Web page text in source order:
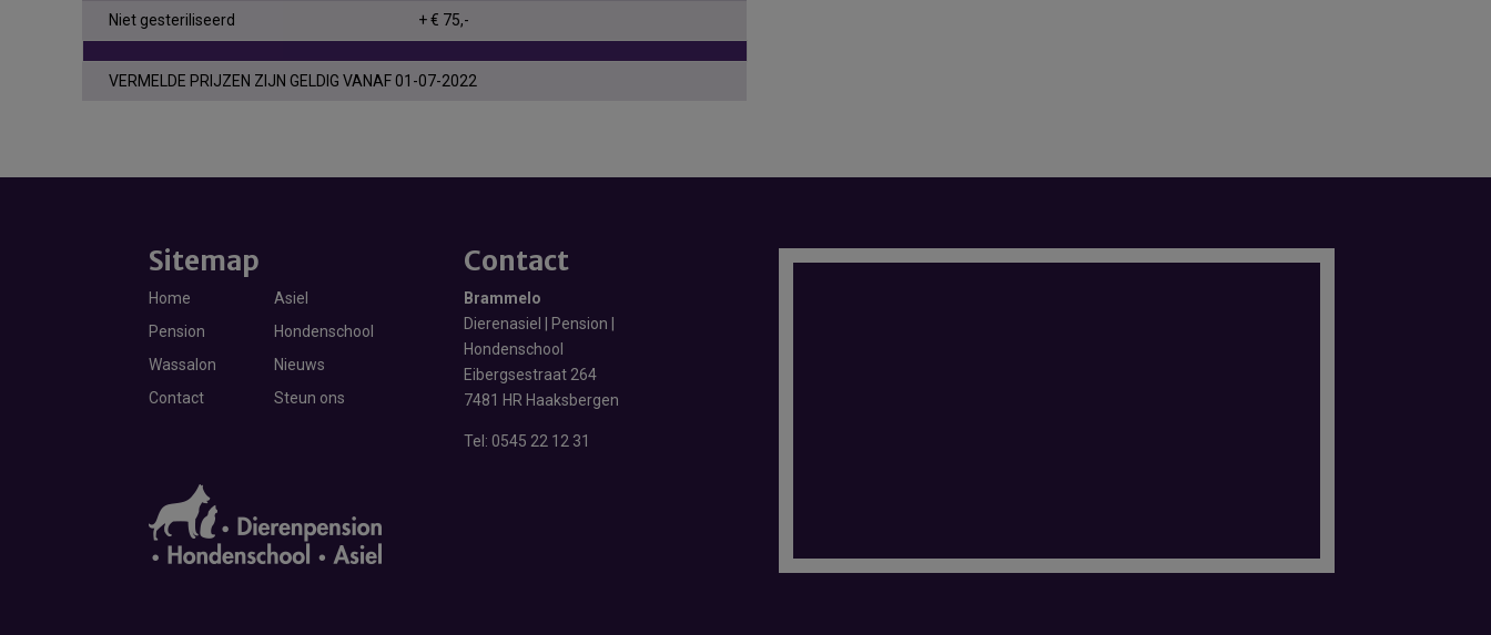
Niet gesteriliseerd + € 75,-
VERMELDE PRIJZEN ZIJN GELDIG VANAF 01-07-2022
Sitemap
Home
Asiel
Pension
Hondenschool
Wassalon
Nieuws
Contact
Steun ons
Contact
Brammelo
Dierenasiel | Pension |
Hondenschool
Eibergsestraat 264
7481 HR Haaksbergen
Tel: 0545 22 12 31